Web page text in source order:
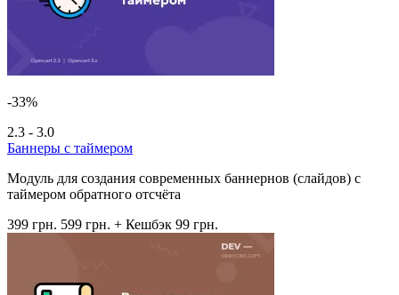
-33%
2.3 - 3.0
Баннеры с таймером
Модуль для создания современных баннернов (слайдов) с
таймером обратного отсчёта
399 грн. 599 грн. + Кешбэк 99 грн.